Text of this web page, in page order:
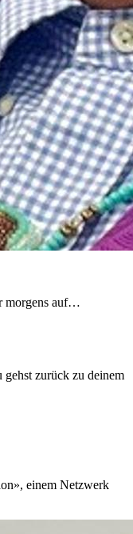
morgens auf…
zurück zu deinem
einem Netzwerk